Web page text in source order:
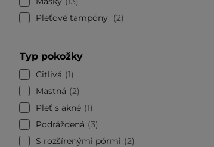
Pleťové tampóny
2
Typ pokožky
Citlivá
1
Mastná
2
Pleť s akné 1
Podráždená
3
S rozšírenými pórmi
2